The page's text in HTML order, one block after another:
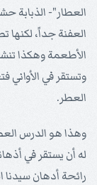
العطار"- الذبابة
العفنة جداً، لكنها
الأطعمة وهكذا
وتستقر في
العطر.
وهذا هو الدرس
له أن يستقر في
رائحة أدهان سيدنا